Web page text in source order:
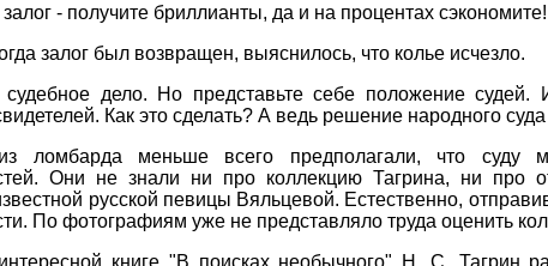
- получите бриллианты, да и на процентах сэкономите!
залог был возвращен, выяснилось, что колье исчезло.
судебное дело. Но представьте себе положение
Как это сделать? А ведь решение народного суда
ломбарда меньше всего предполагали, что суду
Они не знали ни про коллекцию Тагрина, ни про
русской певицы Вяльцевой. Естественно,
По фотографиям уже не представляло труда оценить
книге "В поисках необычного" Н. С. Тагрин